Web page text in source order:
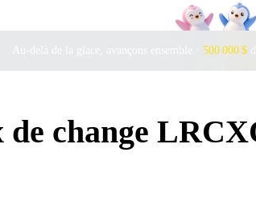
Au-delà de la glace, avançons ensemble · 500 000 $
change